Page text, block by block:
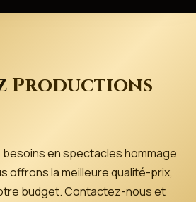
Productions
en spectacles hommage
offrons la meilleure qualité-prix,
budget. Contactez-nous et